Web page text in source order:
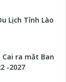
Lịch Tỉnh Lào
ra mắt Ban
-2027